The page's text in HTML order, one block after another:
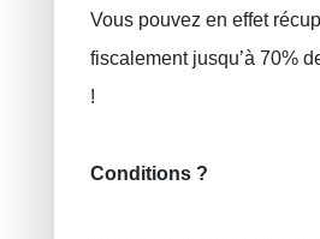
Vous pouvez en effet
fiscalement jusqu’à 70%
!
Conditions ?
Assurances soins de santé
Epargne pension, épargne à long terme
BALAN Gabriel
VAN BOUWEL Cornelia